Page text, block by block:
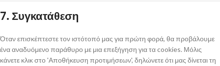
7. Συγκατάθεση
Όταν επισκέπτεστε τον ιστότοπό μας για πρώτη φορά, θα προβάλουμε
ένα αναδυόμενο παράθυρο με μια επεξήγηση για τα cookies. Μόλις
κάνετε κλικ στο 'Αποθήκευση προτιμήσεων', δηλώνετε ότι μας δίνεται τη